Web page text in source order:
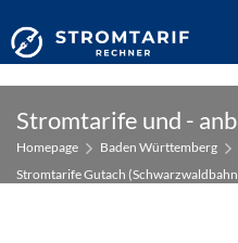
content
Stromtarife und -
Homepage
Baden Württemberg
Stromtarife Gutach